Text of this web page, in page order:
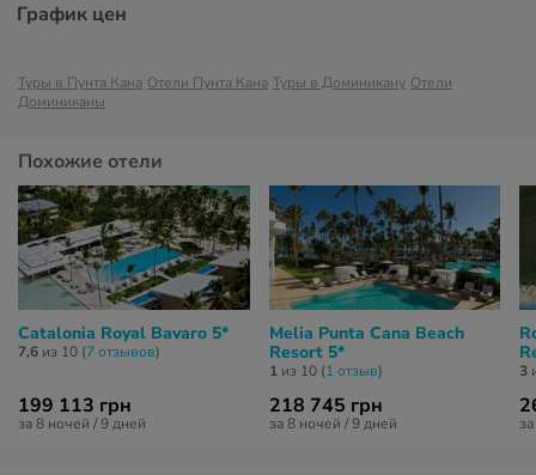
График цен
Туры в Пунта Кана Отели Пунта Кана Туры в Доминикану Отели
Доминиканы
Похожие отели
Catalonia Royal Bavaro 5*
7,6 из 10 (7 отзывов)
199 113 грн
за 8 ночей / 9 дней
Melia Punta Cana Beach
Resort 5*
1из 10 (1 отзыв)
218 745 грн
за 8 ночей / 9 дней
3